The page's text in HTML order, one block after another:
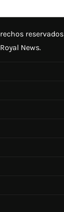
reservados
News.